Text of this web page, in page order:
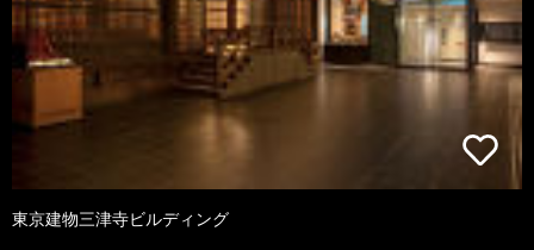
東京建物三津寺ビルディング